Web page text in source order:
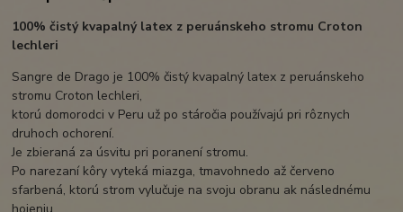
100% čistý kvapalný latex z peruánskeho stromu Croton
lechleri
Sangre de Drago je 100% čistý kvapalný latex z peruánskeho
stromu Croton lechleri,
ktorú domorodci v Peru už po stáročia používajú pri rôznych
druhoch ochorení.
Je zbieraná za úsvitu pri poranení stromu.
Po narezaní kôry vyteká miazga, tmavohnedo až červeno
sfarbená, ktorú strom vylučuje na svoju obranu ak následnému